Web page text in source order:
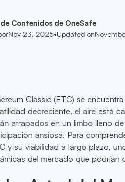
Contenidos de OneSafe
Nov 23, 2025•Updated on
Classic (ETC) se
decreciente, el aire está
atrapados en un limbo lleno
ansiosa. Para
y su viabilidad a largo plazo,
del mercado que podrían